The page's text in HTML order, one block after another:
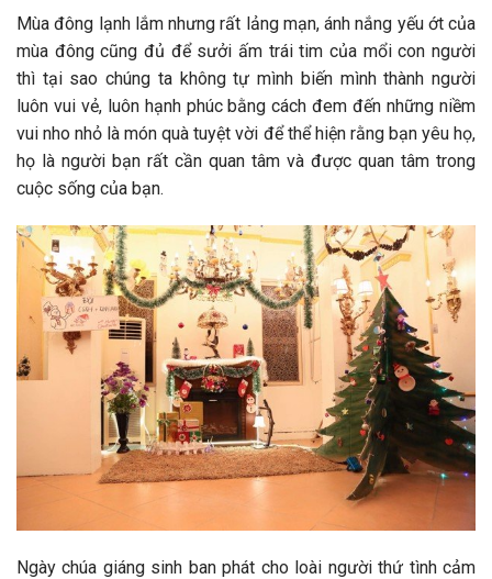
Mùa đông lạnh lắm nhưng rất lảng mạn, ánh nắng yếu ớt của
mùa đông cũng đủ để sưởi ấm trái tim của mổi con người
thì tại sao chúng ta không tự mình biến mình thành người
luôn vui vẻ, luôn hạnh phúc bằng cách đem đến những niềm
vui nho nhỏ là món quà tuyệt vời để thể hiện rằng bạn yêu họ,
họ là người bạn rất cần quan tâm và được quan tâm trong
cuộc sống của bạn.
Ngày chúa giáng sinh ban phát cho loài người thứ tình cảm